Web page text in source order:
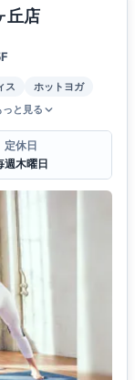
丘店
ス
ホットヨガ
っと見る
定休日
週木曜日